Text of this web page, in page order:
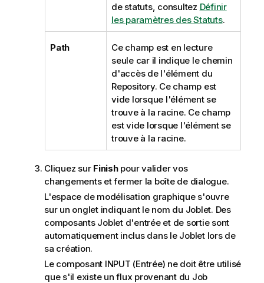
de statuts, consultez Définir
les paramètres des Statuts.
Path
Ce champ est en lecture
seule car il indique le chemin
d'accès de l'élément du
Repository. Ce champ est
vide lorsque l'élément se
trouve à la racine. Ce champ
est vide lorsque l'élément se
trouve à la racine.
Cliquez sur Finishpour valider vos
changements et fermer la boîte de dialogue.
L'espace de modélisation graphique s'ouvre
sur un onglet indiquant le nom du Joblet. Des
composants Joblet d'entrée et de sortie sont
automatiquement inclus dans le Joblet lors de
sa création.
Le composant INPUT (Entrée) ne doit être utilisé
que s'il existe un flux provenant du Job